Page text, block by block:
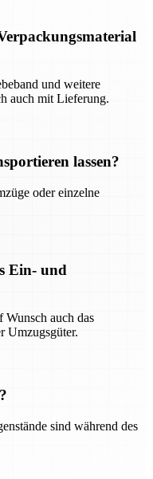
und weitere
auch mit Lieferung.
lassen?
oder einzelne
Ein- und
Wunsch auch das
Umzugsgüter.
sind während des